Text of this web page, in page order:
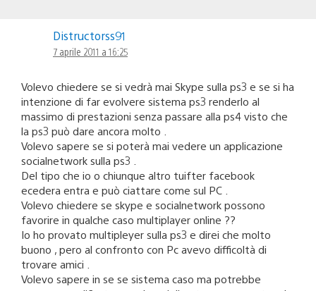
Distructorss91
7 aprile 2011 a 16:25
Volevo chiedere se si vedrà mai Skype sulla ps3 e se si ha
intenzione di far evolvere sistema ps3 renderlo al
massimo di prestazioni senza passare alla ps4 visto che
la ps3 può dare ancora molto .
Volevo sapere se si poterà mai vedere un applicazione
socialnetwork sulla ps3 .
Del tipo che io o chiunque altro tuifter facebook
ecedera entra e può ciattare come sul PC .
Volevo chiedere se skype e socialnetwork possono
favorire in qualche caso multiplayer online ??
Io ho provato multipleyer sulla ps3 e direi che molto
buono , pero al confronto con Pc avevo difficoltà di
trovare amici .
Volevo sapere in se se sistema caso ma potrebbe